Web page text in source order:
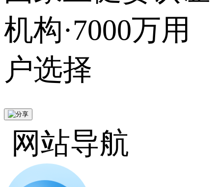
机构·7000万用
户选择
网站导航